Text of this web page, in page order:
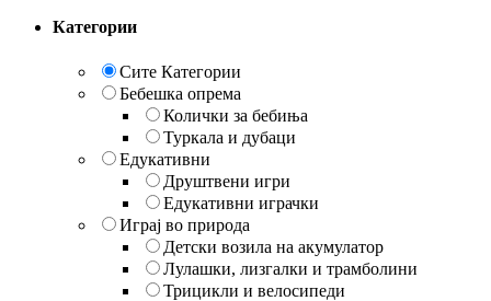
Категории
Сите Категории
Бебешка опрема
Колички за бебиња
Туркала и дубаци
Едукативни
Друштвени игри
Едукативни играчки
Играј во природа
Детски возила на акумулатор
Лулашки, лизгалки и трамболини
Трицикли и велосипеди